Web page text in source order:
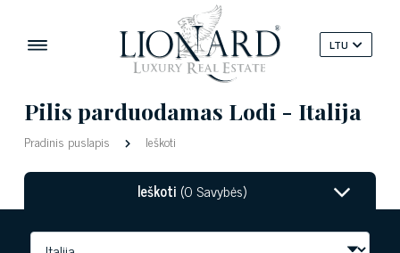
LTU
Pilis parduodamas Lodi - Italija
Pradinis puslapis Ieškoti
Ieškoti (0 Savybės)